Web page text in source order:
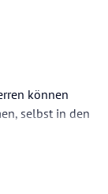
können
selbst in den
mal